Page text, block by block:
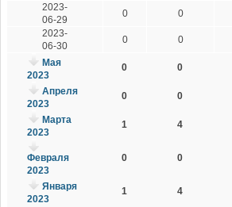
2023-
06-29
0 0
2023-
06-30
0 0
Мая
2023
0 0
Апреля
2023
0 0
Марта
2023
1 4
Февраля
2023
0 0
Января
2023
1 4